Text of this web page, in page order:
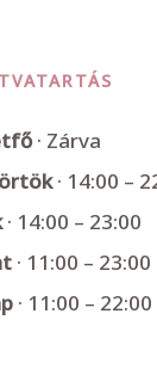
· Zárva
· 14:00 –
· 14:00 – 23:00
· 11:00 – 23:00
· 11:00 – 22:00